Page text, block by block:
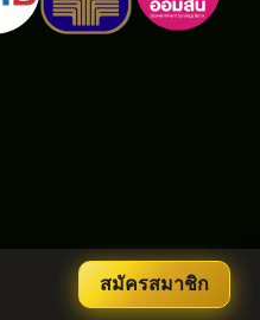
สมัครสมาชิก